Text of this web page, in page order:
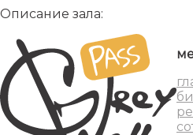
Описание зала: